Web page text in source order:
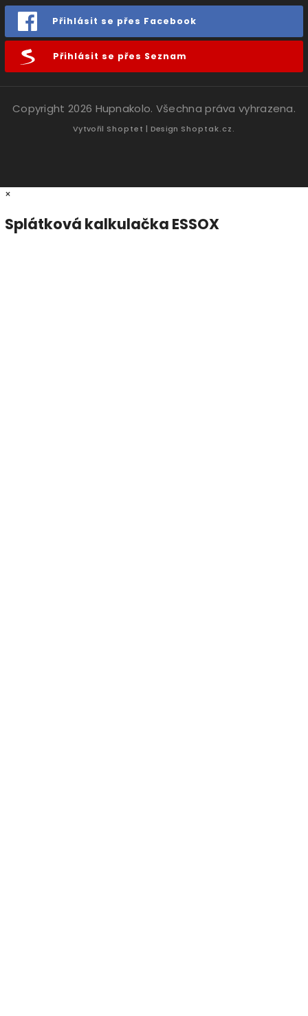
Přihlásit se přes Facebook
Přihlásit se přes Seznam
Copyright 2026 Hupnakolo. Všechna práva vyhrazena.
Vytvořil Shoptet | Design Shoptak.cz.
×
Splátková kalkulačka ESSOX